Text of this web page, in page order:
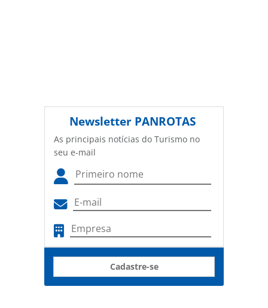
Newsletter PANROTAS
As principais notícias do Turismo no
seu e-mail
Cadastre-se